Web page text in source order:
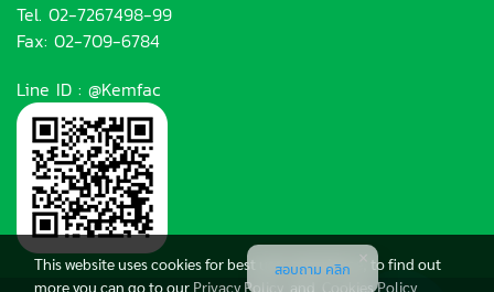
Tel. 02-7267498-99
Fax: 02-709-6784
Line ID : @Kemfac
This website uses cookies for best user experience, to find out
more you can go to our Privacy Policy and Cookies Policy
สอบถาม คลิก